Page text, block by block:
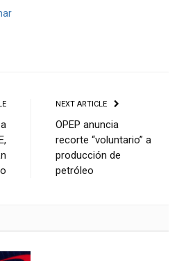
NEXT ARTICLE
OPEP anuncia
recorte “voluntario” a
producción de
petróleo